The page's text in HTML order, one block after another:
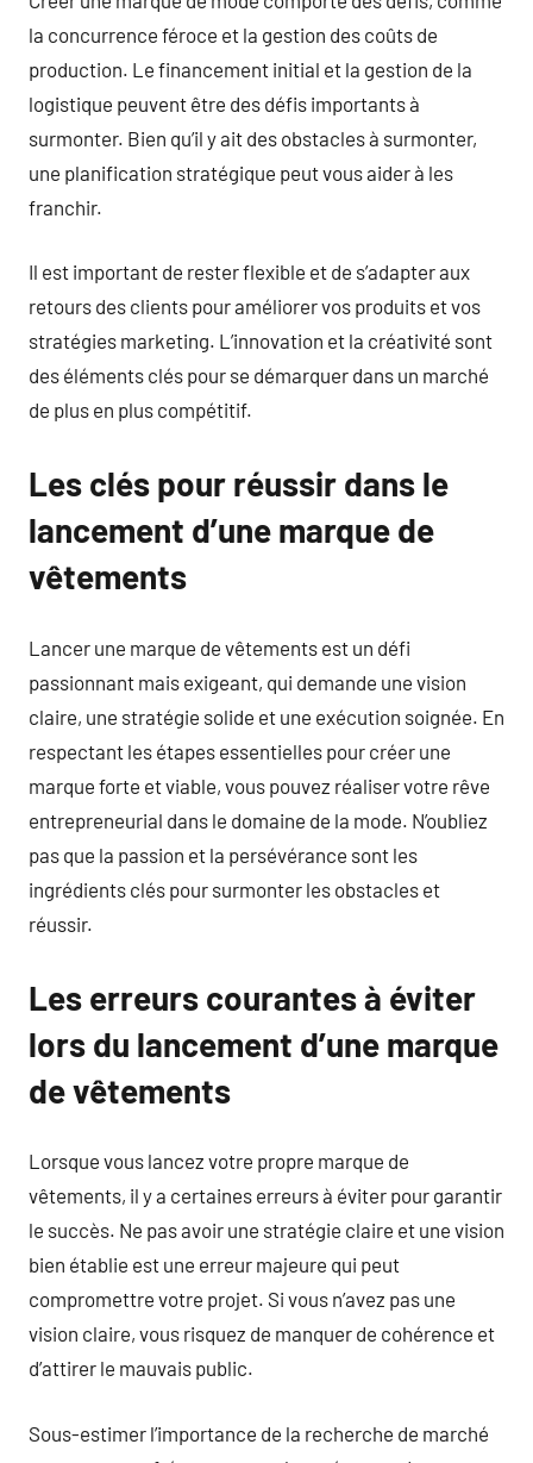
la concurrence féroce et la gestion des coûts de
production. Le financement initial et la gestion de la
logistique peuvent être des défis importants à
surmonter. Bien qu’il y ait des obstacles à surmonter,
une planification stratégique peut vous aider à les
franchir.
Il est important de rester flexible et de s’adapter aux
retours des clients pour améliorer vos produits et vos
stratégies marketing. L’innovation et la créativité sont
des éléments clés pour se démarquer dans un marché
de plus en plus compétitif.
Les clés pour réussir dans le
lancement d’une marque de
vêtements
Lancer une marque de vêtements est un défi
passionnant mais exigeant, qui demande une vision
claire, une stratégie solide et une exécution soignée. En
respectant les étapes essentielles pour créer une
marque forte et viable, vous pouvez réaliser votre rêve
entrepreneurial dans le domaine de la mode. N’oubliez
pas que la passion et la persévérance sont les
ingrédients clés pour surmonter les obstacles et
réussir.
Les erreurs courantes à éviter
lors du lancement d’une marque
de vêtements
Lorsque vous lancez votre propre marque de
vêtements, il y a certaines erreurs à éviter pour garantir
le succès. Ne pas avoir une stratégie claire et une vision
bien établie est une erreur majeure qui peut
compromettre votre projet. Si vous n’avez pas une
vision claire, vous risquez de manquer de cohérence et
d’attirer le mauvais public.
Sous-estimer l’importance de la recherche de marché